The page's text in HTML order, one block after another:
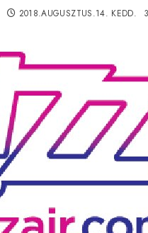
2018.AUGUSZTUS.14. KEDD.